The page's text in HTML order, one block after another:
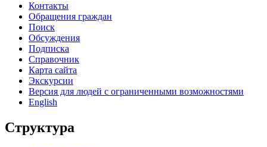
Контакты
Обращения граждан
Поиск
Обсуждения
Подписка
Справочник
Карта сайта
Экскурсии
Версия для людей с ограниченными возможностями
English
Структура